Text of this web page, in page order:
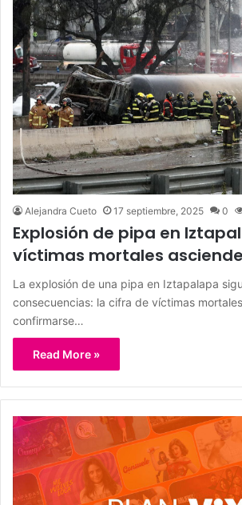
Alejandra Cueto 17 septiembre, 2025 0
Explosión de pipa en
víctimas mortales
La explosión de una pipa en Iztapalapa
consecuencias: la cifra de víctimas
confirmarse…
Read More »